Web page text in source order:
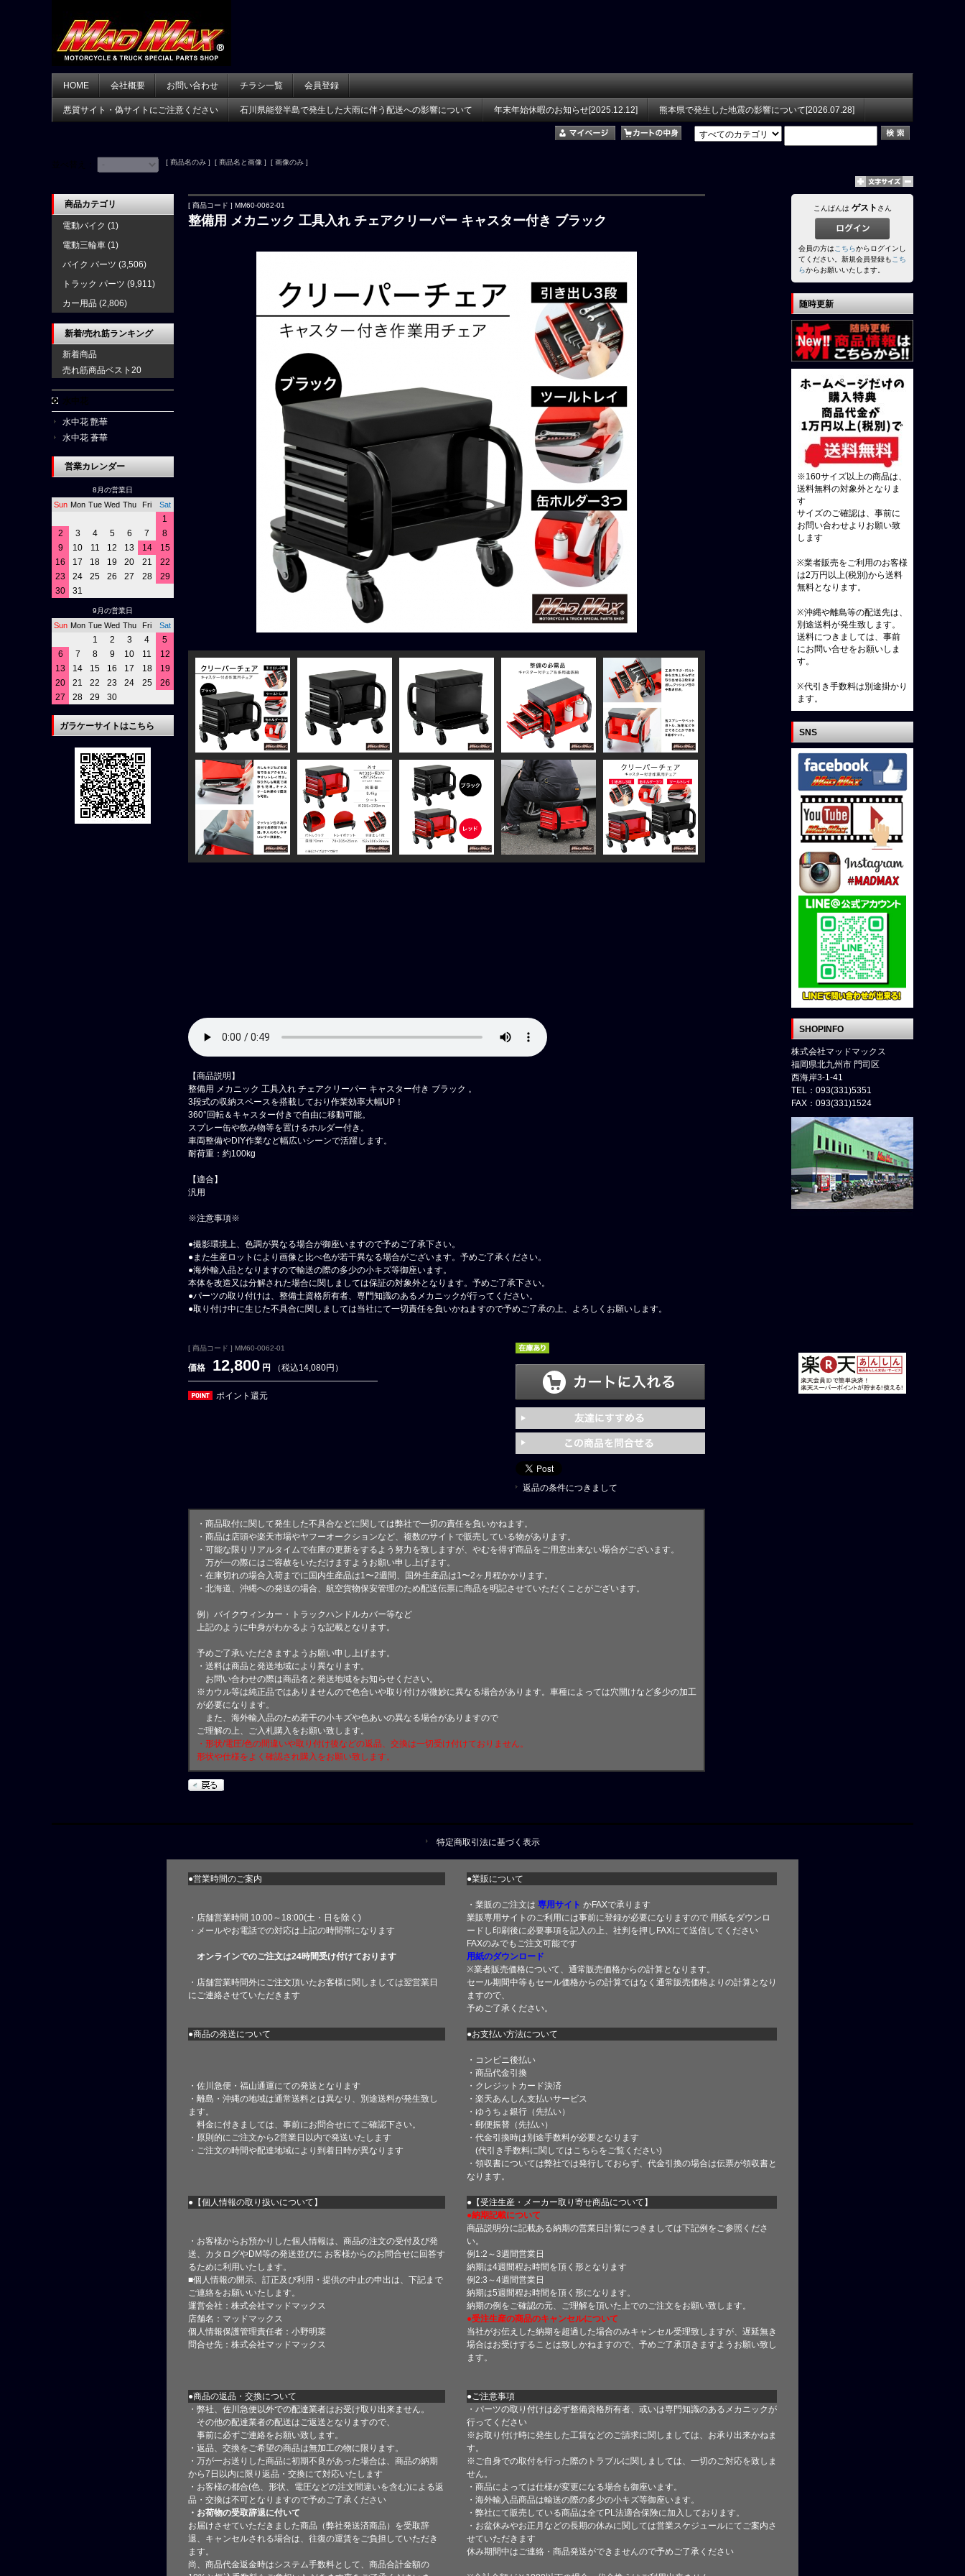
HOME 会社概要 お問い合わせ チラシ一覧 会員登録
悪質サイト・偽サイトにご注意ください 石川県能登半島で発生した大雨に伴う配送への影響について 年末年始休暇のお知らせ[2025.12.12] 熊本県で発生した地震の影響について[2026.07.28]
[ 商品名のみ ] [ 商品名と画像 ] [ 画像のみ ]
[ 商品コード ] MM60-0062-01
整備用 メカニック 工具入れ チェアクリーパー キャスター付き ブラック
【商品説明】
整備用 メカニック 工具入れ チェアクリーパー キャスター付き ブラック 。
3段式の収納スペースを搭載しており作業効率大幅UP！
360°回転＆キャスター付きで自由に移動可能。
スプレー缶や飲み物等を置けるホルダー付き。
車両整備やDIY作業など幅広いシーンで活躍します。
耐荷重：約100kg
【適合】
汎用
※注意事項※
●撮影環境上、色調が異なる場合が御座いますので予めご了承下さい。
●また生産ロットにより画像と比べ色が若干異なる場合がございます。予めご了承ください。
●海外輸入品となりますので輸送の際の多少の小キズ等御座います。
本体を改造又は分解された場合に関しましては保証の対象外となります。予めご了承下さい。
●パーツの取り付けは、整備士資格所有者、専門知識のあるメカニックが行ってください。
●取り付け中に生じた不具合に関しましては当社にて一切責任を負いかねますので予めご了承の上、よろしくお願いします。
[ 商品コード ] MM60-0062-01
価格 12,800 円 （税込14,080円）
ポイント還元
返品の条件につきまして
・商品取付に関して発生した不具合などに関しては弊社で一切の責任を負いかねます。
・商品は店頭や楽天市場やヤフーオークションなど、複数のサイトで販売している物があります。
・可能な限りリアルタイムで在庫の更新をするよう努力を致しますが、やむを得ず商品をご用意出来ない場合がございます。
万が一の際にはご容赦をいただけますようお願い申し上げます。
・在庫切れの場合入荷までに国内生産品は1〜2週間、国外生産品は1〜2ヶ月程かかります。
・北海道、沖縄への発送の場合、航空貨物保安管理のため配送伝票に商品を明記させていただくことがございます。
例）バイクウィンカー・トラックハンドルカバー等など
上記のように中身がわかるような記載となります。
予めご了承いただきますようお願い申し上げます。
・送料は商品と発送地域により異なります。
お問い合わせの際は商品名と発送地域をお知らせください。
※カウル等は純正品ではありませんので色合いや取り付けが微妙に異なる場合があります。車種によっては穴開けなど多少の加工
が必要になります。
また、海外輸入品のため若干の小キズや色あいの異なる場合がありますので
ご理解の上、ご入札購入をお願い致します。
・形状/電圧/色の間違いや取り付け後などの返品、交換は一切受け付けておりません。
形状や仕様をよく確認され購入をお願い致します。
商品カテゴリ
電動バイク (1)
電動三輪車 (1)
バイク パーツ (3,506)
トラック パーツ (9,911)
カー用品 (2,806)
新着/売れ筋ランキング
新着商品
売れ筋商品ベスト20
水中花 艶華
水中花 蒼華
営業カレンダー
8月の営業日
Sun Mon Tue Wed Thu Fri Sat
1
2
3 4 5 6 7
8
9
10 11 12 13 14
15
16
17 18 19 20 21
22
23
24 25 26 27 28
29
30
31
9月の営業日
Sun Mon Tue Wed Thu Fri Sat
1 2 3 4
5
6
7 8 9 10 11
12
13
14 15 16 17 18
19
20
21 22 23 24 25
26
27
28 29 30
ガラケーサイトはこちら
こんばんは ゲスト さん
会員の方はこちらからログインし
てください。新規会員登録もこち
らからお願いいたします。
随時更新
※160サイズ以上の商品は、
送料無料の対象外となりま
す
サイズのご確認は、事前に
お問い合わせよりお願い致
します
※業者販売をご利用のお客様
は2万円以上(税別)から送料
無料となります。
※沖縄や離島等の配送先は、
別途送料が発生致します。
送料につきましては、事前
にお問い合せをお願いしま
す。
※代引き手数料は別途掛かり
ます。
SNS
SHOPINFO
株式会社マッドマックス
福岡県北九州市 門司区
西海岸3-1-41
TEL：093(331)5351
FAX：093(331)1524
特定商取引法に基づく表示
●営業時間のご案内 ●業販について
・店舗営業時間 10:00～18:00(土・日を除く)
・メールやお電話での対応は上記の時間帯になります
オンラインでのご注文は24時間受け付けております
・店舗営業時間外にご注文頂いたお客様に関しましては翌営業日
にご連絡させていただきます
・業販のご注文は 専用サイト かFAXで承ります
業販専用サイトのご利用には事前に登録が必要になりますので 用紙をダウンロ
ードし印刷後に必要事項を記入の上、社判を押しFAXにて送信してください
FAXのみでもご注文可能です
用紙のダウンロード
※業者販売価格について、通常販売価格からの計算となります。
セール期間中等もセール価格からの計算ではなく通常販売価格よりの計算となり
ますので、
予めご了承ください。
●商品の発送について ●お支払い方法について
・佐川急便・福山通運にての発送となります
・離島・沖縄の地域は通常送料とは異なり、別途送料が発生致し
ます。
料金に付きましては、事前にお問合せにてご確認下さい。
・原則的にご注文から2営業日以内で発送いたします
・ご注文の時間や配達地域により到着日時が異なります
・コンビニ後払い
・商品代金引換
・クレジットカード決済
・楽天あんしん支払いサービス
・ゆうちょ銀行（先払い）
・郵便振替（先払い）
・代金引換時は別途手数料が必要となります
(代引き手数料に関しては こちら をご覧ください)
・領収書については弊社では発行しておらず、代金引換の場合は伝票が領収書と
なります。
●【個人情報の取り扱いについて】 ●【受注生産・メーカー取り寄せ商品について】
・お客様からお預かりした個人情報は、商品の注文の受付及び発
送、カタログやDM等の発送並びに お客様からのお問合せに回答す
るために利用いたします。
■個人情報の開示、訂正及び利用・提供の中止の申出は、下記まで
ご連絡をお願いいたします。
運営会社：株式会社マッドマックス
店舗名：マッドマックス
個人情報保護管理責任者：小野明菜
問合せ先：株式会社マッドマックス
●納期記載について
商品説明分に記載ある納期の営業日計算につきましては下記例をご参照くださ
い。
例1:2～3週間営業日
納期は4週間程お時間を頂く形となります
例2:3～4週間営業日
納期は5週間程お時間を頂く形になります。
納期の例をご確認の元、ご理解を頂いた上でのご注文をお願い致します。
●受注生産の商品のキャンセルについて
当社がお伝えした納期を超過した場合のみキャンセル受理致しますが、遅延無き
場合はお受けすることは致しかねますので、予めご了承頂きますようお願い致し
ます。
●商品の返品・交換について
●ご注意事項
・弊社、佐川急便以外での配達業者はお受け取り出来ません。
その他の配達業者の配送はご返送となりますので、
事前に必ずご連絡をお願い致します。
・返品、交換をご希望の商品は無加工の物に限ります。
・万が一お送りした商品に初期不良があった場合は、商品の納期
から7日以内に限り返品・交換にて対応いたします
・お客様の都合(色、形状、電圧などの注文間違いを含む)による返
品・交換は不可となりますので予めご了承ください
・お荷物の受取辞退に付いて
お届けさせていただきました商品（弊社発送済商品）を受取辞
退、キャンセルされる場合は、往復の運賃をご負担していただき
ます。
尚、商品代金返金時はシステム手数料として、商品合計金額の
・パーツの取り付けは必ず整備資格所有者、或いは専門知識のあるメカニックが
行ってください
※お取り付け時に発生した工賃などのご請求に関しましては、お承り出来かねま
す。
※ご自身での取付を行った際のトラブルに関しましては、一切のご対応を致しま
せん。
・商品によっては仕様が変更になる場合も御座います。
・海外輸入品商品は輸送の際の多少の小キズ等御座います。
・弊社にて販売している商品は全てPL法適合保険に加入しております。
・お盆休みやお正月などの長期の休みに関しては営業スケジュールにてご案内さ
せていただきます
休み期間中はご連絡・商品発送ができませんので予めご了承ください